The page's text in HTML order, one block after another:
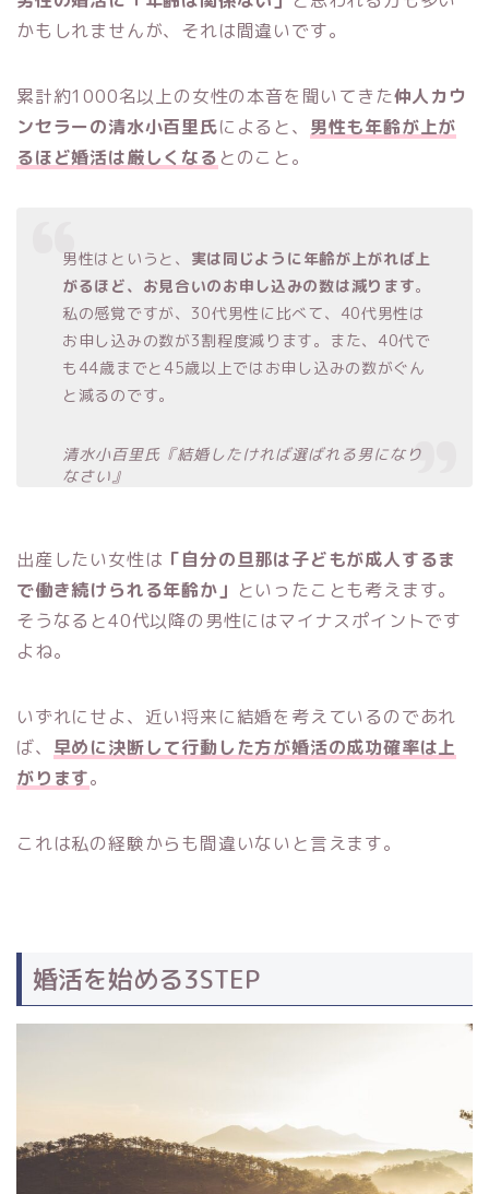
かもしれませんが、それは間違いです。
累計約1000名以上の女性の本音を聞いてきた仲人カウ
ンセラーの清水小百里氏によると、 男性も年齢が上が
るほど婚活は厳しくなる とのこと。
男性はというと、 実は同じように年齢が上がれば上
がるほど、お見合いのお申し込みの数は減ります。
私の感覚ですが、30代男性に比べて、40代男性は
お申し込みの数が3割程度減ります。また、40代で
も44歳までと45歳以上ではお申し込みの数がぐん
と減るのです。
清水小百里氏『結婚したければ選ばれる男になり
なさい』
出産したい女性は 「自分の旦那は子どもが成人するま
で働き続けられる年齢か」 といったことも考えます。
そうなると40代以降の男性にはマイナスポイントです
よね。
いずれにせよ、近い将来に結婚を考えているのであれ
ば、 早めに決断して行動した方が婚活の成功確率は上
がります。
これは私の経験からも間違いないと言えます。
婚活を始める3STEP